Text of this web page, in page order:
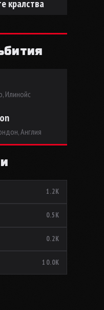
кралства
Илинойс
Англия
1.2K
0.5K
0.2K
10.0K